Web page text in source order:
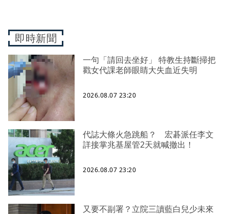
即時新聞
一句「請回去坐好」 特教生持斷掃把
戳女代課老師眼睛大失血近失明
2026.08.07 23:20
代誌大條火急跳船？ 宏碁派任李文
詳接掌兆基屋管2天就喊撤出！
2026.08.07 23:20
又要不副署？立院三讀藍白兒少未來